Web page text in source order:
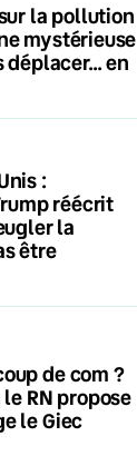
la pollution
mystérieuse
déplacer… en
:
réécrit
la
être
de com ?
RN propose
le Giec